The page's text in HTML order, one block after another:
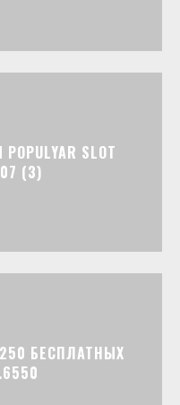
SLOT
(3)
БЕСПЛАТНЫХ